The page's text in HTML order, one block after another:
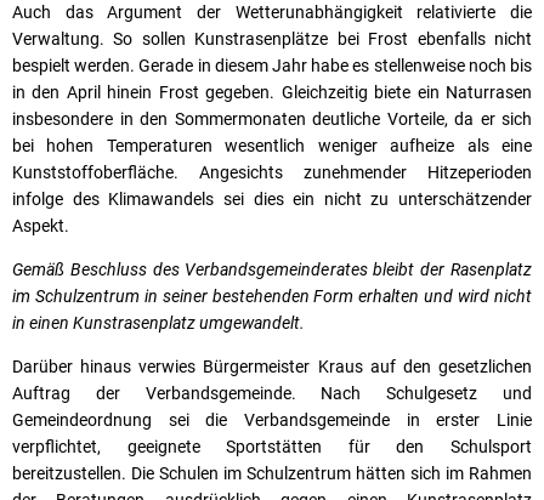
Auch das Argument der Wetterunabhängigkeit relativierte die
Verwaltung. So sollen Kunstrasenplätze bei Frost ebenfalls nicht
bespielt werden. Gerade in diesem Jahr habe es stellenweise noch bis
in den April hinein Frost gegeben. Gleichzeitig biete ein Naturrasen
insbesondere in den Sommermonaten deutliche Vorteile, da er sich
bei hohen Temperaturen wesentlich weniger aufheize als eine
Kunststoffoberfläche. Angesichts zunehmender Hitzeperioden
infolge des Klimawandels sei dies ein nicht zu unterschätzender
Aspekt.
Gemäß Beschluss des Verbandsgemeinderates bleibt der Rasenplatz
im Schulzentrum in seiner bestehenden Form erhalten und wird nicht
in einen Kunstrasenplatz umgewandelt.
Darüber hinaus verwies Bürgermeister Kraus auf den gesetzlichen
Auftrag der Verbandsgemeinde. Nach Schulgesetz und
Gemeindeordnung sei die Verbandsgemeinde in erster Linie
verpflichtet, geeignete Sportstätten für den Schulsport
bereitzustellen. Die Schulen im Schulzentrum hätten sich im Rahmen